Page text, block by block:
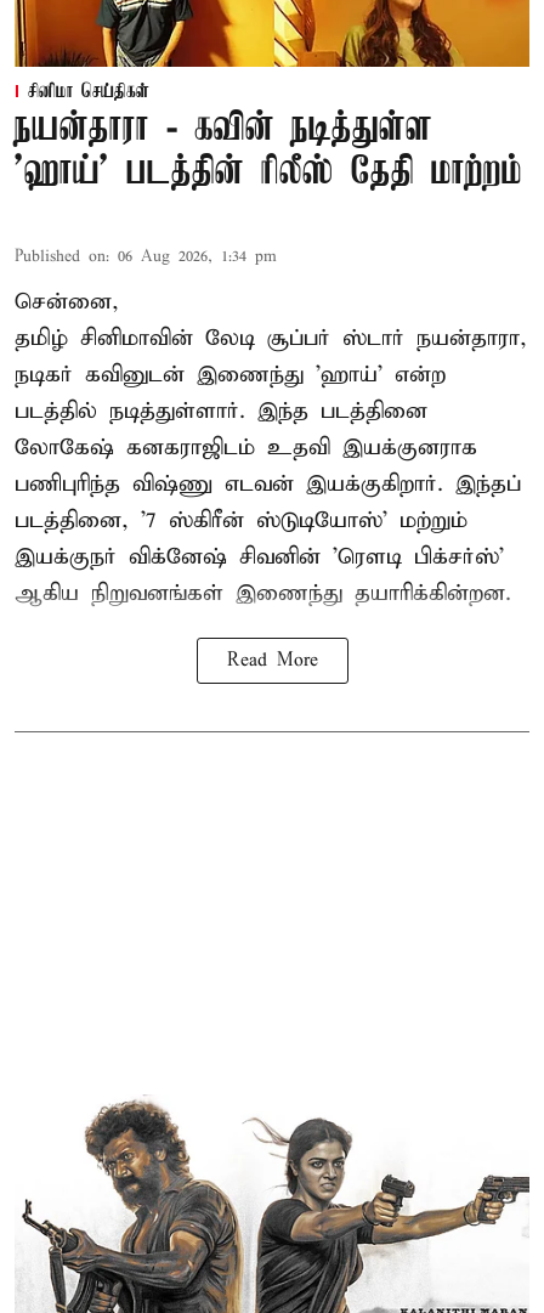
சினிமா செய்திகள்
நயன்தாரா - கவின் நடித்துள்ள
'ஹாய்' படத்தின் ரிலீஸ் தேதி மாற்றம்
Published on: 06 Aug 2026, 1:34 pm
சென்னை,
தமிழ் சினிமாவின் லேடி சூப்பர் ஸ்டார் நயன்தாரா,
நடிகர் கவினுடன் இணைந்து 'ஹாய்' என்ற
படத்தில் நடித்துள்ளார். இந்த படத்தினை
லோகேஷ் கனகராஜிடம் உதவி இயக்குனராக
பணிபுரிந்த விஷ்ணு எடவன் இயக்குகிறார். இந்தப்
படத்தினை, '7 ஸ்கிரீன் ஸ்டுடியோஸ்' மற்றும்
இயக்குநர் விக்னேஷ் சிவனின் 'ரௌடி பிக்சர்ஸ்'
ஆகிய நிறுவனங்கள் இணைந்து தயாரிக்கின்றன.
Read More